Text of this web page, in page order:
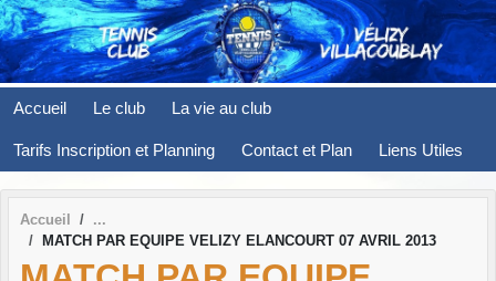
Accueil Le club La vie au club
Tarifs Inscription et Planning Contact et Plan Liens Utiles
Accueil
MATCH PAR EQUIPE VELIZY ELANCOURT 07 AVRIL 2013
Panneau de gestion des cookies